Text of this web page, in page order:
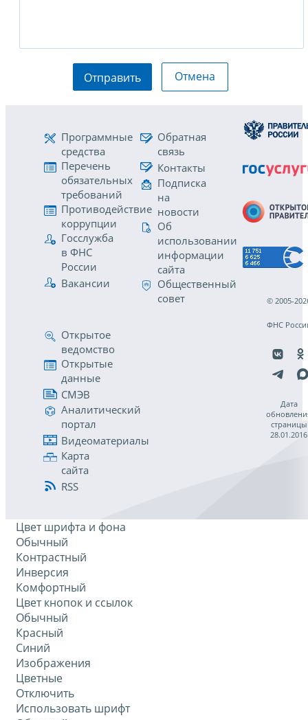
Отправить Отмена
Программные
средства
Перечень
обязательных
требований
Противодействие
коррупции
Госслужба
в ФНС
России
Вакансии
Обратная
связь
Контакты
Подписка
на
новости
Об
использовании
информации
сайта
Общественный
совет
Открытое
ведомство
Открытые
данные
СМЭВ
Аналитический
портал
Видеоматериалы
Карта
сайта
RSS
© 2005-
ФНС
Дата
страницы
28.01.2016
Цвет шрифта и фона
Обычный
Контрастный
Инверсия
Комфортный
Цвет кнопок и ссылок
Обычный
Красный
Синий
Изображения
Цветные
Отключить
Использовать шрифт